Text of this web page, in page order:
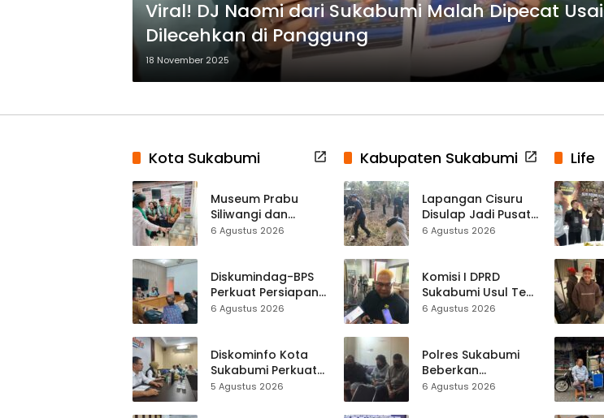
Viral! DJ Naomi dari Sukabumi Malah Dipecat Usai
Dilecehkan di Panggung
18 November 2025
Kota Sukabumi
Museum Prabu
Siliwangi dan
Museum Keramik
Hampir 500 Koleksi
Dipisahkan
6 Agustus 2026
Diskumindag-BPS
Perkuat Persiapan
Sensus Ekonomi,
Terbuka Beri Data
6 Agustus 2026
Diskominfo Kota
Sukabumi Perkuat
Satu Data
5 Agustus 2026
Kabupaten Sukabumi
Lapangan Cisuru
Disulap Jadi Pusat
Perayaan HUT RI,
Satukan Tenaga
6 Agustus 2026
Komisi I DPRD
Sukabumi Usul Tes
Rambut Jadi
2027
6 Agustus 2026
Polres Sukabumi
Beberkan
Kronologi
6 Agustus 2026
Life